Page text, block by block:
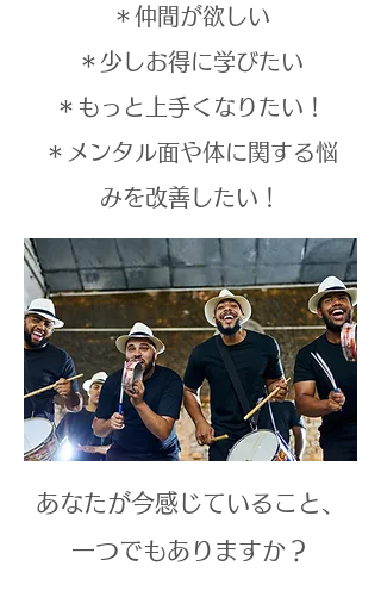
＊仲間が欲しい
​＊少しお得に学びたい
＊もっと上手くなりたい！
＊メンタル面や体に関する悩
みを改善したい ​！
あなたが今感じていること、
一つでもありますか？